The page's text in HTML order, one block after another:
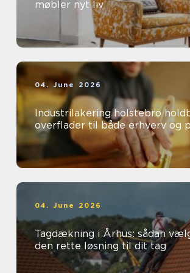
møbler nyt liv
04. June 2026
Industrilakering holstebro holdbare
overflader til både erhverv og
04. June 2026
Tagdækning i Århus: sådan
den rette løsning til dit tag